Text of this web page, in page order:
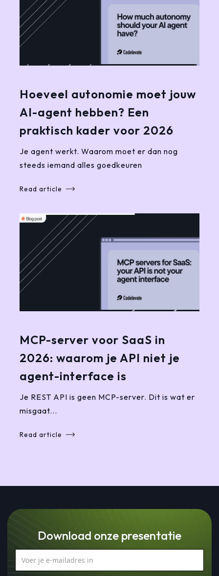
Hoeveel autonomie moet jouw
AI-agent hebben? Een
praktisch kader voor 2026
Je agent werkt. Waarom moet er dan nog
steeds iemand alles goedkeuren
Read article
MCP-server voor SaaS in
2026: waarom je API niet je
agent-interface is
Je REST API is geen MCP-server. Dit is wat er
misgaat...
Read article
Download onze presentatie